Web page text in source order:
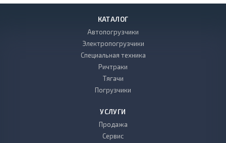
КАТАЛОГ
Автопогрузчики
Электропогрузчики
Специальная техника
Ричтраки
Тягачи
Погрузчики
УСЛУГИ
Продажа
Сервис